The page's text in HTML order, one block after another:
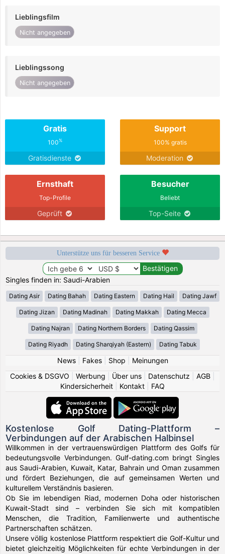
Lieblingsfilm
Nicht angegeben
Lieblingssong
Nicht angegeben
Gratis
100%
Gratisdienste
Support
100% gratis
Moderation
Ernsthaft
Top-Profile
Geprüft
Besucher
Beliebt
Top-Seite
Unterstütze uns für besseren Service
Singles finden in: Saudi-Arabien
Dating Asir Dating Bahah Dating Eastern Dating Hail Dating Jawf
Dating Jizan Dating Madinah Dating Makkah Dating Mecca
Dating Najran Dating Northern Borders Dating Qassim
Dating Riyadh Dating Sharqiyah (Eastern) Dating Tabuk
News| Fakes| Shop
Meinungen
Cookies & DSGVO
Werbung Über uns Datenschutz AGB
Kindersicherheit
Kontakt FAQ
Kostenlose Golf Dating-Plattform –
Verbindungen auf der Arabischen Halbinsel
Willkommen in der vertrauenswürdigen Plattform des Golfs für
bedeutungsvolle Verbindungen. Gulf-dating.com bringt Singles
aus Saudi-Arabien, Kuwait, Katar, Bahrain und Oman zusammen
und fördert Beziehungen, die auf gemeinsamen Werten und
kulturellem Verständnis basieren.
Ob Sie im lebendigen Riad, modernen Doha oder historischen
Kuwait-Stadt sind – verbinden Sie sich mit kompatiblen
Menschen, die Tradition, Familienwerte und authentische
Partnerschaften schätzen.
Unsere völlig kostenlose Plattform respektiert die Golf-Kultur und
bietet gleichzeitig Möglichkeiten für echte Verbindungen in der